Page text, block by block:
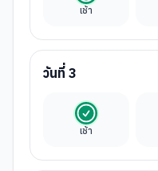
เช้า
วันที่ 3
เช้า
รวมในค่าทัวร์